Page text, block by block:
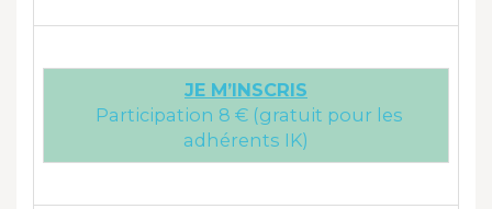
JE M’INSCRIS
Participation 8 € (gratuit pour les
adhérents IK)